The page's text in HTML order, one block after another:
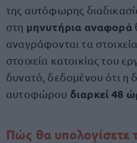
της αυτόφωρης
στη μηνυτήρια αναφορά
αναγράφονται τα
στοιχεία κατοικίας του
δυνατό, δεδομένου ότι η
αυτοφώρου διαρκεί 48
Πώς θα